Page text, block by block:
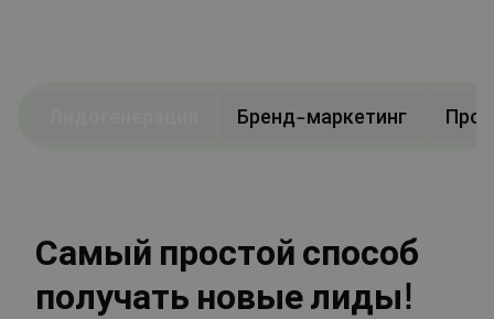
Бренд-маркетинг
Самый простой способ
получать новые лиды!